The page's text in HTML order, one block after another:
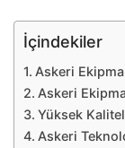
İçindekiler
Askeri
Askeri
Yüksek
Askeri